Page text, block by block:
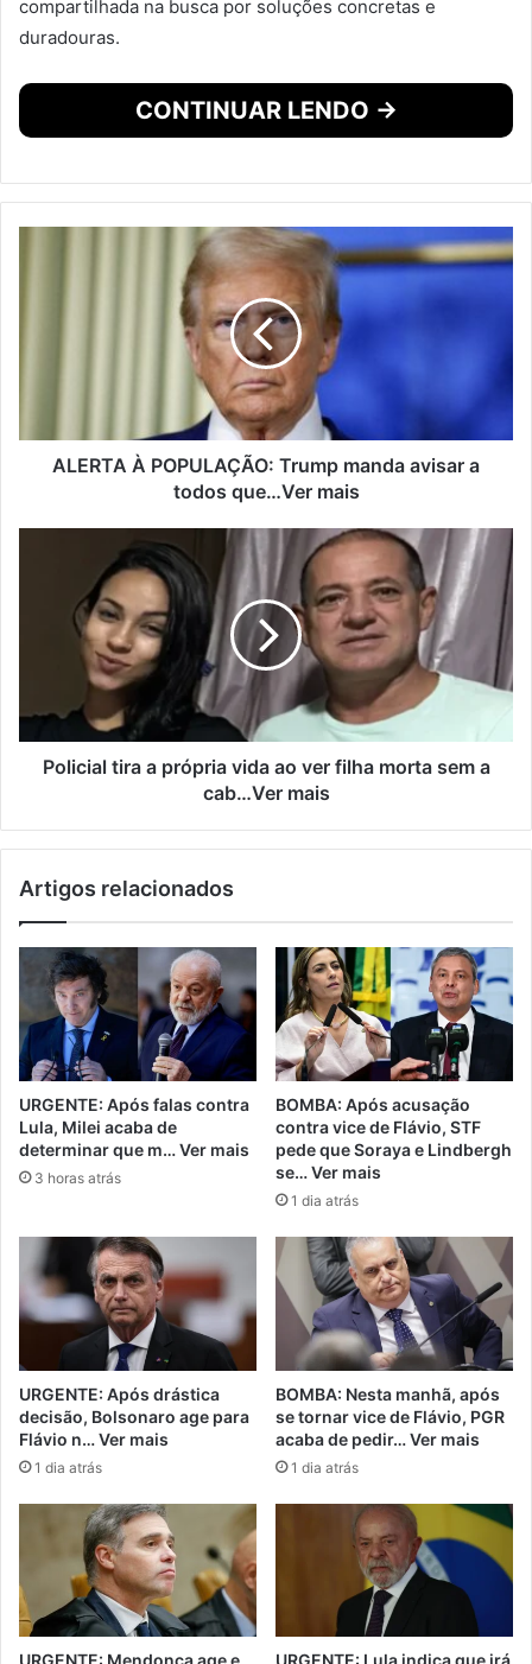
compartilhada na busca por soluções concretas e
duradouras.
CONTINUAR LENDO →
ALERTA À POPULAÇÃO: Trump manda avisar a
todos que…Ver mais
Policial tira a própria vida ao ver filha morta sem a
cab…Ver mais
Artigos relacionados
URGENTE: Após falas contra
Lula, Milei acaba de
determinar que m… Ver mais
3 horas atrás
BOMBA: Após acusação
contra vice de Flávio, STF
pede que Soraya e Lindbergh
se… Ver mais
1 dia atrás
URGENTE: Após drástica
decisão, Bolsonaro age para
Flávio n… Ver mais
1 dia atrás
BOMBA: Nesta manhã, após
se tornar vice de Flávio, PGR
acaba de pedir… Ver mais
1 dia atrás